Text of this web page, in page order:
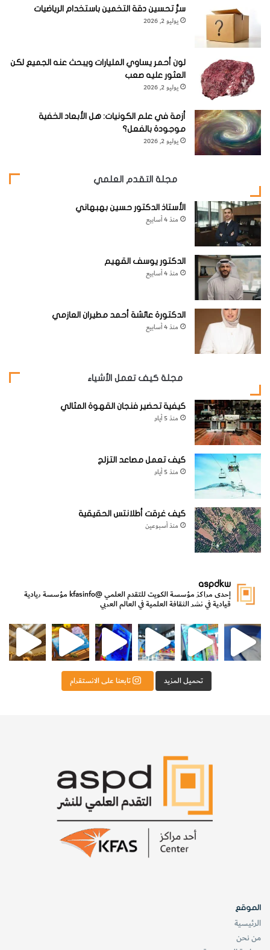
سرُّ تحسين دقة التخمين باستخدام الرياضيات
يوليو 2, 2026
لون أحمر يساوي المليارات ويبحث عنه الجميع لكن
العثور عليه صعب
يوليو 2, 2026
أزمة في علم الكونيات: هل الأبعاد الخفية
موجودة بالفعل؟
يوليو 2, 2026
مجلة التقدم العلمي
الأستاذ الدكتور حسين بهبهاني
منذ 4 أسابيع
الدكتور يوسف القهيم
منذ 4 أسابيع
الدكتورة عائشة أحمد مطيران العازمي
منذ 4 أسابيع
مجلة كيف تعمل الأشياء
كيفية تحضير فنجان القهوة المثالي
منذ 5 أيام
كيف تعمل مصاعد التزلج
منذ 5 أيام
كيف غرقت أطلانتس الحقيقية
منذ أسبوعين
aspdkw
إحدى مراكز مؤسسة الكويت للتقدم العلمي@kfasinfo مؤسسة ريادية
قيادية في نشر الثقافة العلمية في العالم العربي
لشؤون الش
من الأعماق نكتشف ومن الكتب نتعلّم
⁨ ⁨ نتشرف بدعوتكم لزيارة جناح التقدم العلمي للنشر ⁨ رجعنا! ما كنّا بعيد! مجهزين لكم كل جديد!⁩
تحميل المزيد تابعنا على الانستقرام
الموقع
الرئيسية
من نحن